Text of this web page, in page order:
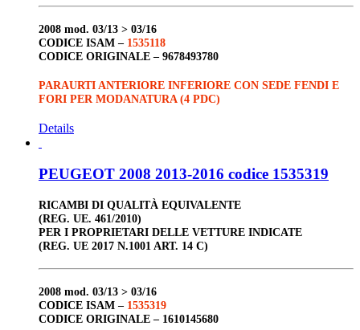
2008 mod. 03/13 > 03/16
CODICE ISAM – 1535118
CODICE ORIGINALE – 9678493780
PARAURTI ANTERIORE INFERIORE CON SEDE FENDI E
FORI PER MODANATURA (4 PDC)
Details
PEUGEOT 2008 2013-2016 codice 1535319
RICAMBI DI QUALITÀ EQUIVALENTE
(REG. UE. 461/2010)
PER I PROPRIETARI DELLE VETTURE INDICATE
(REG. UE 2017 N.1001 ART. 14 C)
2008 mod. 03/13 > 03/16
CODICE ISAM – 1535319
CODICE ORIGINALE – 1610145680